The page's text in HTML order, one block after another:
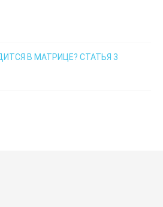
В МАТРИЦЕ? СТАТЬЯ 3